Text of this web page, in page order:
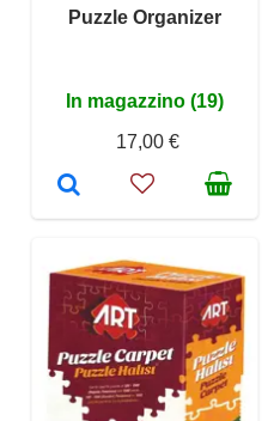
Puzzle Organizer
In magazzino (19)
17,00 €